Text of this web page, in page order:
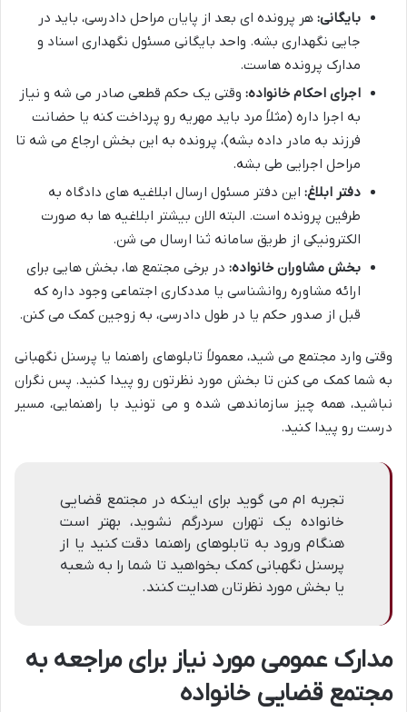
بایگانی: هر پرونده ای بعد از پایان مراحل دادرسی، باید در
جایی نگهداری بشه. واحد بایگانی مسئول نگهداری اسناد و
مدارک پرونده هاست.
اجرای احکام خانواده: وقتی یک حکم قطعی صادر می شه و نیاز
به اجرا داره (مثلاً مرد باید مهریه رو پرداخت کنه یا حضانت
فرزند به مادر داده بشه)، پرونده به این بخش ارجاع می شه تا
مراحل اجرایی طی بشه.
دفتر ابلاغ: این دفتر مسئول ارسال ابلاغیه های دادگاه به
طرفین پرونده است. البته الان بیشتر ابلاغیه ها به صورت
الکترونیکی از طریق سامانه ثنا ارسال می شن.
بخش مشاوران خانواده: در برخی مجتمع ها، بخش هایی برای
ارائه مشاوره روانشناسی یا مددکاری اجتماعی وجود داره که
قبل از صدور حکم یا در طول دادرسی، به زوجین کمک می کنن.
وقتی وارد مجتمع می شید، معمولاً تابلوهای راهنما یا پرسنل نگهبانی
به شما کمک می کنن تا بخش مورد نظرتون رو پیدا کنید. پس نگران
نباشید، همه چیز سازماندهی شده و می تونید با راهنمایی، مسیر
درست رو پیدا کنید.
تجربه ام می گوید برای اینکه در مجتمع قضایی
خانواده یک تهران سردرگم نشوید، بهتر است
هنگام ورود به تابلوهای راهنما دقت کنید یا از
پرسنل نگهبانی کمک بخواهید تا شما را به شعبه
یا بخش مورد نظرتان هدایت کنند.
مدارک عمومی مورد نیاز برای مراجعه به
مجتمع قضایی خانواده